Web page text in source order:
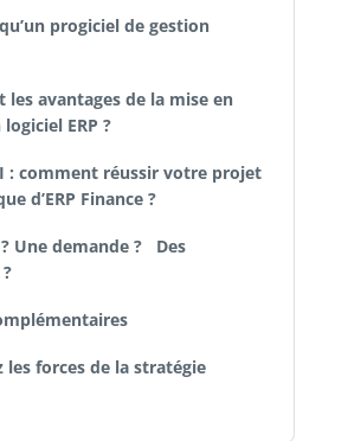
progiciel de gestion
les avantages de la mise en
logiciel ERP ?
: comment réussir votre projet
d’ERP Finance ?
Une demande ? Des
les forces de la stratégie